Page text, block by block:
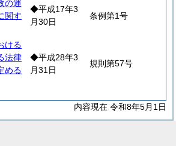
の運
関す
◆平成17年3
月30日
条例第1号
ける
法律
める
◆平成28年3
月31日
規則第57号
内容現在 令和8年5月1日